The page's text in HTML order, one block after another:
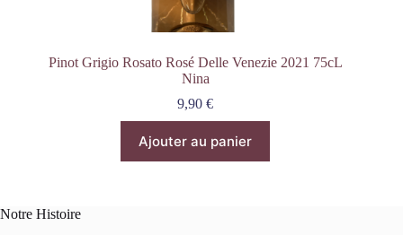
Pinot Grigio Rosato Rosé Delle Venezie 2021 75cL
Nina
9,90€
Ajouter au panier
Notre Histoire